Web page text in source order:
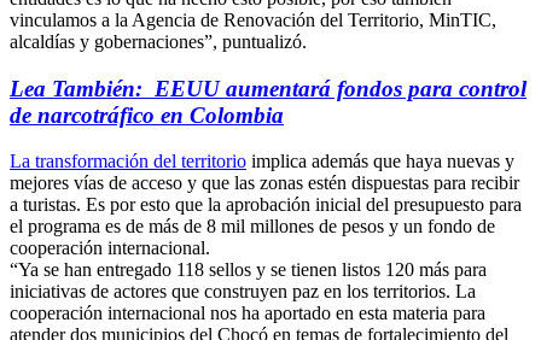
vinculamos a la Agencia de Renovación del Territorio, MinTIC,
alcaldías y gobernaciones”, puntualizó.
Lea También: EEUU aumentará fondos para control
de narcotráfico en Colombia
La transformación del territorio implica además que haya nuevas y
mejores vías de acceso y que las zonas estén dispuestas para recibir
a turistas. Es por esto que la aprobación inicial del presupuesto para
el programa es de más de 8 mil millones de pesos y un fondo de
cooperación internacional.
“Ya se han entregado 118 sellos y se tienen listos 120 más para
iniciativas de actores que construyen paz en los territorios. La
cooperación internacional nos ha aportado en esta materia para
atender dos municipios del Chocó en temas de fortalecimiento del